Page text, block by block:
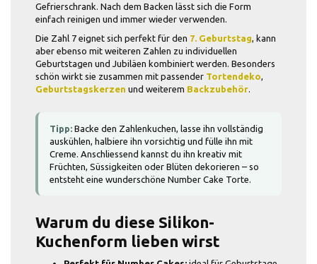
Gefrierschrank. Nach dem Backen lässt sich die Form
einfach reinigen und immer wieder verwenden.
Die Zahl 7 eignet sich perfekt für den 7. Geburtstag, kann
aber ebenso mit weiteren Zahlen zu individuellen
Geburtstagen und Jubiläen kombiniert werden. Besonders
schön wirkt sie zusammen mit passender Tortendeko,
Geburtstagskerzen und weiterem Backzubehör.
Tipp: Backe den Zahlenkuchen, lasse ihn vollständig
auskühlen, halbiere ihn vorsichtig und fülle ihn mit
Creme. Anschliessend kannst du ihn kreativ mit
Früchten, Süssigkeiten oder Blüten dekorieren – so
entsteht eine wunderschöne Number Cake Torte.
Warum du diese Silikon-
Kuchenform lieben wirst